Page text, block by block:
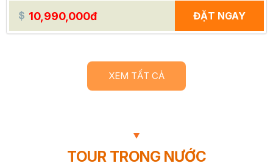
10,990,000đ ĐẶT NGAY
XEM TẤT CẢ
TOUR TRONG NƯỚC